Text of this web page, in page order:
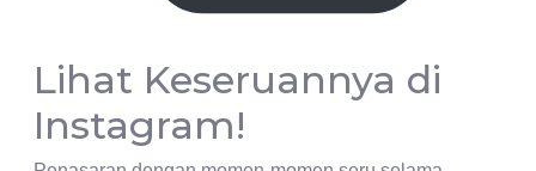
Lihat Keseruannya di
Instagram!